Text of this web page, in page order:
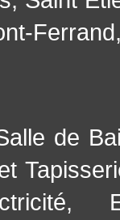
Ferrand
de
,